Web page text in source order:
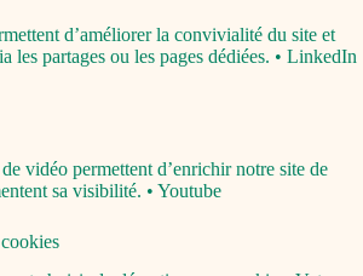
d’améliorer la convivialité du site et
les partages ou les pages dédiées. • LinkedIn
vidéo permettent d’enrichir notre site de
sa visibilité. • Youtube